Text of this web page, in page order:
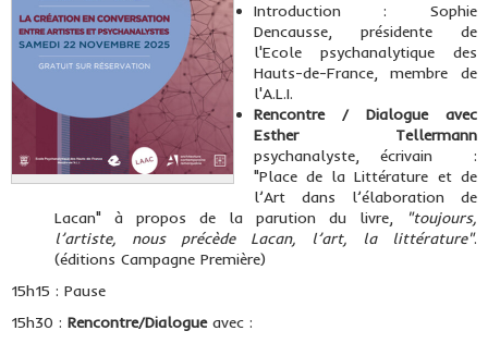
Introduction : Sophie
Dencausse, présidente de
l'Ecole psychanalytique des
Hauts-de-France, membre de
l'A.L.I.
Rencontre / Dialogue avec
Esther Tellermann
psychanalyste, écrivain :
"Place de la Littérature et de
l’Art dans l’élaboration de
Lacan" à propos de la parution du livre,
"toujours,
l’artiste, nous précède Lacan, l’art, la littérature".
(éditions Campagne Première)
15h15 : Pause
15h30 : Rencontre/Dialogueavec :